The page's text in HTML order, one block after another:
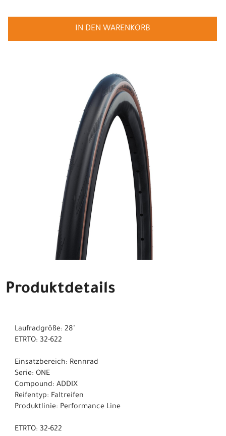
IN DEN WARENKORB
Produktdetails
Laufradgröße: 28"
ETRTO: 32-622
Einsatzbereich: Rennrad
Serie: ONE
Compound: ADDIX
Reifentyp: Faltreifen
Produktlinie: Performance Line
ETRTO: 32-622